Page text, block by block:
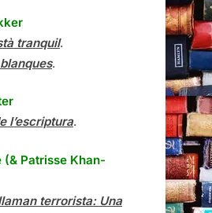
tranquil.
.
l’escriptura.
(& Patrisse Khan-
terrorista: Una